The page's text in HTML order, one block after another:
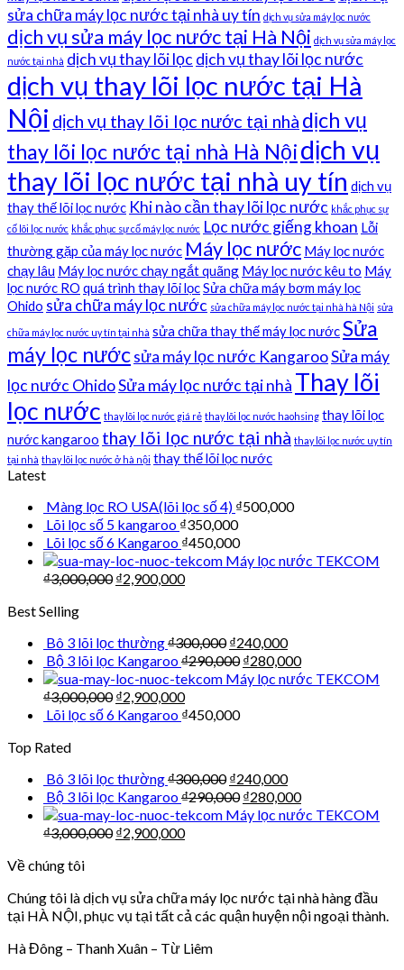
sửa chữa máy lọc nước tại nhà uy tín dịch vụ sửa máy lọc nước
dịch vụ sửa máy lọc nước tại Hà Nội dịch vụ sửa máy lọc
nước tại nhà dịch vụ thay lõi lọc dịch vụ thay lõi lọc nước
dịch vụ thay lõi lọc nước tại Hà
Nội dịch vụ thay lõi lọc nước tại nhà dịch vụ
thay lõi lọc nước tại nhà Hà Nộidịch vụ
thay lõi lọc nước tại nhà uy tín dịch vụ
thay thế lõi lọc nước Khi nào cần thay lõi lọc nước khắc phục sự
cố lõi lọc nước khắc phục sự cố máy lọc nước Lọc nước giếng khoan Lỗi
thường gặp của máy lọc nước Máy lọc nước Máy lọc nước
chạy lâu Máy lọc nước chạy ngắt quãng Máy lọc nước kêu to Máy
lọc nước RO quá trình thay lõi lọcSửa chữa máy bơm máy lọc
Ohido sửa chữa máy lọc nước sửa chữa máy lọc nước tại nhà hà Nội sửa
chữa máy lọc nước uy tín tại nhà sửa chữa thay thế máy lọc nướcSửa
máy lọc nướcsửa máy lọc nước KangarooSửa máy
lọc nước OhidoSửa máy lọc nước tại nhà Thay lõi
lọc nước thay lõi lọc nước giá rẻ thay lõi lọc nước haohsing thay lõi lọc
nước kangaroo thay lõi lọc nước tại nhà thay lõi lọc nước uy tín
tại nhà thay lõi lọc nước ở hà nội thay thế lõi lọc nước
Latest
Màng lọc RO USA(lõi lọc số 4) ₫500,000
Lõi lọc số 5 kangaroo ₫350,000
Lõi lọc số 6 Kangaroo ₫450,000
Máy lọc nước TEKCOM
₫3,000,000 ₫2,900,000
Best Selling
Bô 3 lõi lọc thường₫300,000 ₫240,000
Bộ 3 lõi lọc Kangaroo₫290,000 ₫280,000
Máy lọc nước TEKCOM
₫3,000,000 ₫2,900,000
Lõi lọc số 6 Kangaroo ₫450,000
Top Rated
Bô 3 lõi lọc thường₫300,000 ₫240,000
Bộ 3 lõi lọc Kangaroo₫290,000 ₫280,000
Máy lọc nước TEKCOM
₫3,000,000 ₫2,900,000
Về chúng tôi
Chúng tôi là dịch vụ sửa chữa máy lọc nước tại nhà hàng đầu
tại HÀ NỘI, phục vụ tại tất cả các quận huyện nội ngoại thành.
Hà Đông – Thanh Xuân – Từ Liêm